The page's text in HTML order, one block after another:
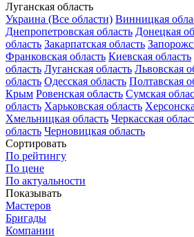
Луганская область
Украина (Все области) Винницкая
Днепропетровская область Донецкая
область Закарпатская область
Франковская область Киевская область
область Луганская область Львовская
область Одесская область Полтавская
Крым Ровенская область Сумская
область Харьковская область
Хмельницкая область Черкасская
область Черновицкая область
Сортировать
По рейтингу
По цене
По актуальности
Показывать
Мастеров
Бригады
Компании